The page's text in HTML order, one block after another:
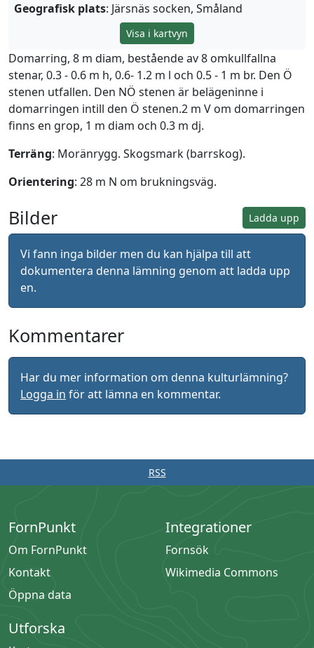
Geografisk plats: Järsnäs socken, Småland
Visa i kartvyn
Domarring, 8 m diam, bestående av 8 omkullfallna
stenar, 0.3 - 0.6 m h, 0.6- 1.2 m l och 0.5 - 1 m br. Den Ö
stenen utfallen. Den NÖ stenen är belägeninne i
domarringen intill den Ö stenen.2 m V om domarringen
finns en grop, 1 m diam och 0.3 m dj.
Terräng: Moränrygg. Skogsmark (barrskog).
Orientering: 28 m N om brukningsväg.
Ladda upp
Bilder
Vi fann inga bilder men du kan hjälpa till att
dokumentera denna lämning genom att ladda upp
en.
Kommentarer
Har du mer information om denna kulturlämning?
Logga in för att lämna en kommentar.
RSS
FornPunkt
Om FornPunkt
Kontakt
Öppna data
Integrationer
Fornsök
Wikimedia Commons
Utforska